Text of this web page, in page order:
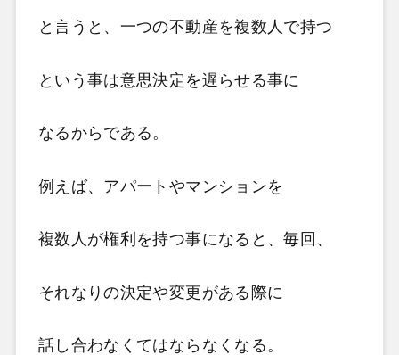
と言うと、一つの不動産を複数人で持つ
という事は意思決定を遅らせる事に
なるからである。
例えば、アパートやマンションを
複数人が権利を持つ事になると、毎回、
それなりの決定や変更がある際に
話し合わなくてはならなくなる。